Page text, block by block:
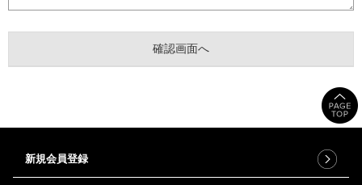
新規会員登録